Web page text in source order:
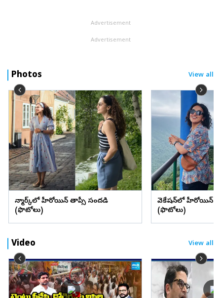
Advertisement
Advertisement
Photos View all
డెన్మార్క్‌లో హీరోయిన్ తాప్సీ సందడి
(ఫొటోలు)
వెకేషన్‌లో హీరోయిన్
(ఫొటోలు)
Video View all